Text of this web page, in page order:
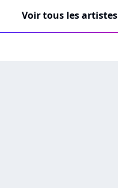
Voir tous les artistes